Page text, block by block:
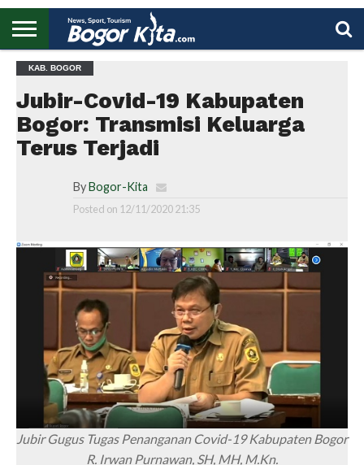
BOGOR
REGIONAL
NASIONAL
PENDIDIKAN
WISATA
OLAHRAGA
LAPORAN
PROFIL
KAB. BOGOR
Jubir-Covid-19 Kabupaten
Bogor: Transmisi Keluarga
Terus Terjadi
By Bogor-Kita
Posted on 12/11/2020 21:35
Jubir Gugus Tugas Penanganan Covid-19 Kabupaten Bogor
R. Irwan Purnawan, SH, MH, M.Kn.